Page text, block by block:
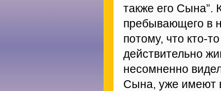
также его Сына”.
пребывающего в
потому, что кто-
действительно
несомненно
Сына, уже имеют